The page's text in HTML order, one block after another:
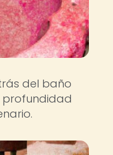
del baño
profundidad